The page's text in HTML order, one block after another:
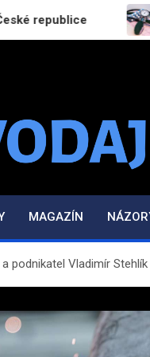
MAGAZÍN
podnikatel Vladimír